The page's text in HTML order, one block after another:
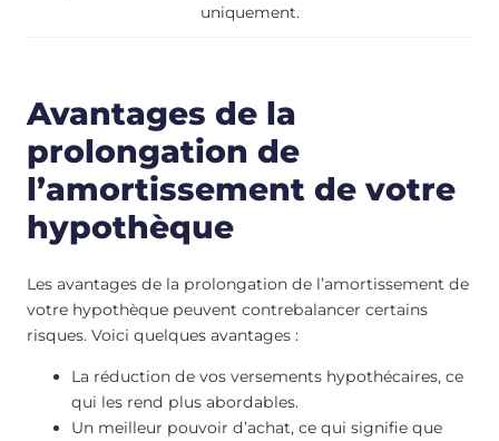
uniquement.
Avantages de la
prolongation de
l’amortissement de votre
hypothèque
Les avantages de la prolongation de l’amortissement de
votre hypothèque peuvent contrebalancer certains
risques. Voici quelques avantages :
La réduction de vos versements hypothécaires, ce
qui les rend plus abordables.
Un meilleur pouvoir d’achat, ce qui signifie que